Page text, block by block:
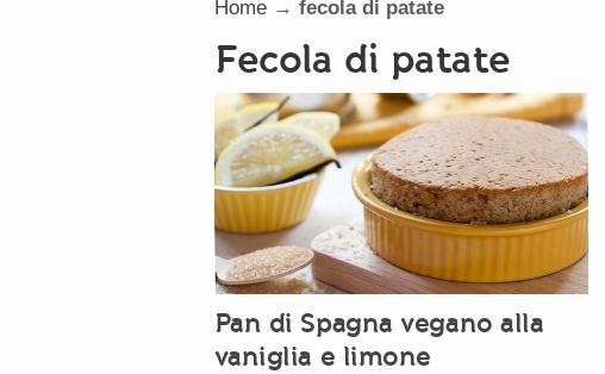
Home→ fecola di patate
fecola di patate
Pan di Spagna vegano alla
vaniglia e limone